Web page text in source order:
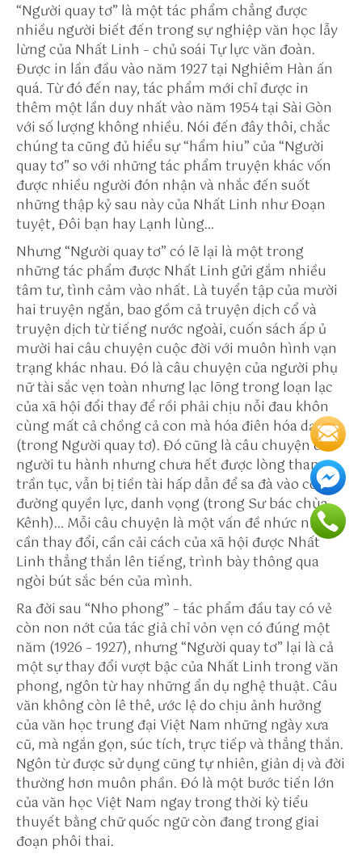
//
h
e
yl
in
k.
m
e/
s
u
n
w
in
to
/
h
tt
p
s:
//
w
w
w
.g
e
o
g
e
b
r
o
r
g
/
u
/s
u
n
w
i
n
t
o
“Người quay tơ” là một tác phẩm chẳng được
nhiều người biết đến trong sự nghiệp văn học lẫy
lừng của Nhất Linh – chủ soái Tự lực văn đoàn.
Được in lần đầu vào năm 1927 tại Nghiêm Hàn ấn
quá. Từ đó đến nay, tác phẩm mới chỉ được in
thêm một lần duy nhất vào năm 1954 tại Sài Gòn
với số lượng không nhiều. Nói đến đây thôi, chắc
chúng ta cũng đủ hiểu sự “hẩm hiu” của“Người
quay tơ”so với những tác phẩm truyện khác vốn
được nhiều người đón nhận và nhắc đến suốt
những thập kỷ sau này của Nhất Linh như Đoạn
tuyệt, Đôi bạn hay Lạnh lùng…
Nhưng“Người quay tơ”có lẽ lại là một trong
những tác phẩm được Nhất Linh gửi gắm nhiều
tâm tư, tình cảm vào nhất. Là tuyển tập của mười
hai truyện ngắn, bao gồm cả truyện dịch cổ và
truyện dịch từ tiếng nước ngoài, cuốn sách ấp ủ
mười hai câu chuyện cuộc đời với muôn hình vạn
trạng khác nhau. Đó là câu chuyện của người phụ
nữ tài sắc vẹn toàn nhưng lạc lõng trong loạn lạc
của xã hội đổi thay để rồi phải chịu nỗi đau khôn
cùng mất cả chồng cả con mà hóa điên hóa dại
(trong Người quay tơ). Đó cũng là câu chuyện của
người tu hành nhưng chưa hết được lòng tham
trần tục, vẫn bị tiền tài hấp dẫn để sa đà vào con
đường quyền lực, danh vọng (trong Sư bác chùa
Kênh)… Mỗi câu chuyện là một vấn đề nhức nhối
cần thay đổi, cần cải cách của xã hội được Nhất
Linh thẳng thắn lên tiếng, trình bày thông qua
ngòi bút sắc bén của mình.
Ra đời sau “Nho phong” – tác phẩm đầu tay có vẻ
còn non nớt của tác giả chỉ vỏn vẹn có đúng một
năm (1926 – 1927), nhưng“Người quay tơ” lại là cả
một sự thay đổi vượt bậc của Nhất Linh trong văn
phong, ngôn từ hay những ẩn dụ nghệ thuật. Câu
văn không còn lê thê, ước lệ do chịu ảnh hưởng
của văn học trung đại Việt Nam những ngày xưa
cũ, mà ngắn gọn, súc tích, trực tiếp và thẳng thắn.
Ngôn từ được sử dụng cũng tự nhiên, giản dị và đời
thường hơn muôn phần. Đó là một bước tiến lớn
của văn học Việt Nam ngay trong thời kỳ tiểu
thuyết bằng chữ quốc ngữ còn đang trong giai
đoạn phôi thai.